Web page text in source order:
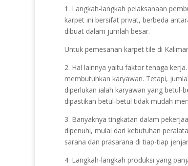
1. Langkah-langkah pelaksanaan
karpet ini bersifat privat, berbeda
dibuat dalam jumlah besar.
Untuk pemesanan karpet tile di
2. Hal lainnya yaitu faktor tenaga
membutuhkan karyawan. Tetapi,
diperlukan ialah karyawan yang
dipastikan betul-betul tidak mudah
3. Banyaknya tingkatan dalam
dipenuhi, mulai dari kebutuhan
sarana dan prasarana di tiap-tiap
4. Langkah-langkah produksi yang